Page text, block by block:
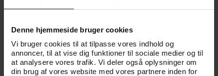
Denne hjemmeside bruger cookies
Vi bruger cookies til at tilpasse vores indhold og
annoncer, til at vise dig funktioner til sociale medier og til
at analysere vores trafik. Vi deler også oplysninger om
din brug af vores website med vores partnere inden for